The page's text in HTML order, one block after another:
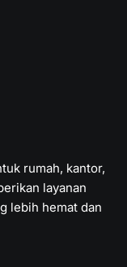
rumah, kantor,
layanan
lebih hemat dan